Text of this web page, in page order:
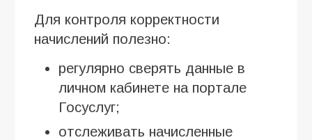
Для контроля корректности
начислений полезно:
регулярно сверять данные в
личном кабинете на портале
Госуслуг;
отслеживать начисленные